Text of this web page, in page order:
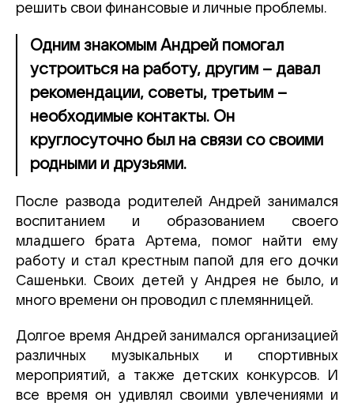
решить свои финансовые и личные проблемы.
Одним знакомым Андрей помогал
устроиться на работу, другим – давал
рекомендации, советы, третьим –
необходимые контакты. Он
круглосуточно был на связи со своими
родными и друзьями.
После развода родителей Андрей занимался
воспитанием и образованием своего
младшего брата Артема, помог найти ему
работу и стал крестным папой для его дочки
Сашеньки. Своих детей у Андрея не было, и
много времени он проводил с племянницей.
Долгое время Андрей занимался организацией
различных музыкальных и спортивных
мероприятий, а также детских конкурсов. И
все время он удивлял своими увлечениями и